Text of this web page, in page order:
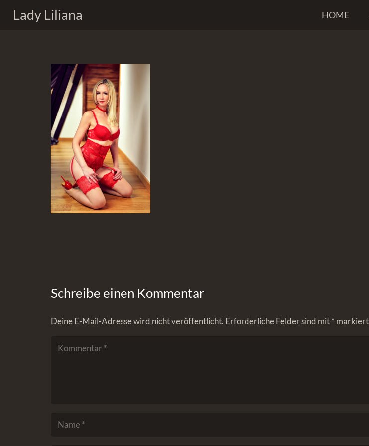
Lady Liliana HOME
Schreibe einen Kommentar
Deine E-Mail-Adresse wird nicht veröffentlicht. Erforderliche Felder sind mit* markiert